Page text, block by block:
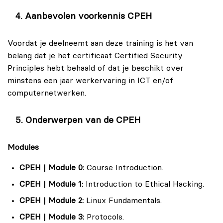
om hun beveiligingsniveau te verbeteren en potentiële
informatiesystemen kunt identificeren,
bedreigingen kunt neutraliseren voordat ze
schade aan kunnen richten aan jouw organisatie.
Systeembeheerders
Voor systeembeheerders biedt de training
Certified Professional Ethical Hacker (CPEH)
hacktechnieken en -hulpmiddelen. Door deze
implementeren om jouw informatiesystemen en
gegevens te beschermen tegen
Aanbevolen voorkennis CPEH
Voordat je deelneemt aan deze training is het van
belang dat je het certificaat Certified Security
Principles hebt behaald of dat je beschikt over
minstens een jaar werkervaring in ICT en/of
computernetwerken.
Onderwerpen van de CPEH
Modules
CPEH | Module 0: Course Introduction.
CPEH | Module 1: Introduction to Ethical Hacking.
CPEH | Module 2: Linux Fundamentals.
CPEH | Module 3: Protocols.